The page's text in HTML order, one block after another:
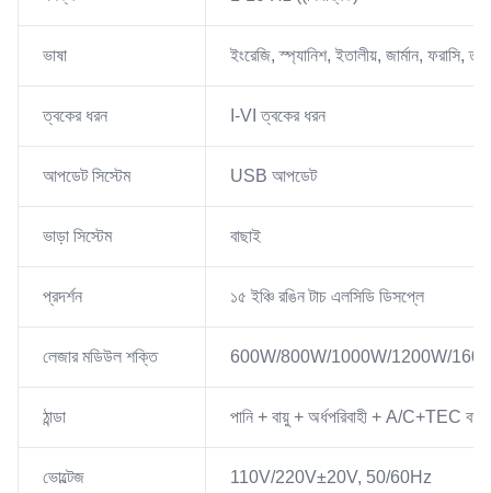
ভাষা ইংরেজি, স্প্যানিশ, ইতালীয়, জার্মান, ফরাসি,
ত্বকের ধরন I-VI ত্বকের ধরন
আপডেট সিস্টেম USB আপডেট
ভাড়া সিস্টেম বাছাই
প্রদর্শন ১৫ ইঞ্চি রঙিন টাচ এলসিডি ডিসপ্লে
লেজার মডিউল শক্তি 600W/800W/1000W/1200W/
ঠান্ডা পানি + বায়ু + অর্ধপরিবাহী + A/C+TEC বড়
ভোল্টেজ 110V/220V±20V, 50/60Hz